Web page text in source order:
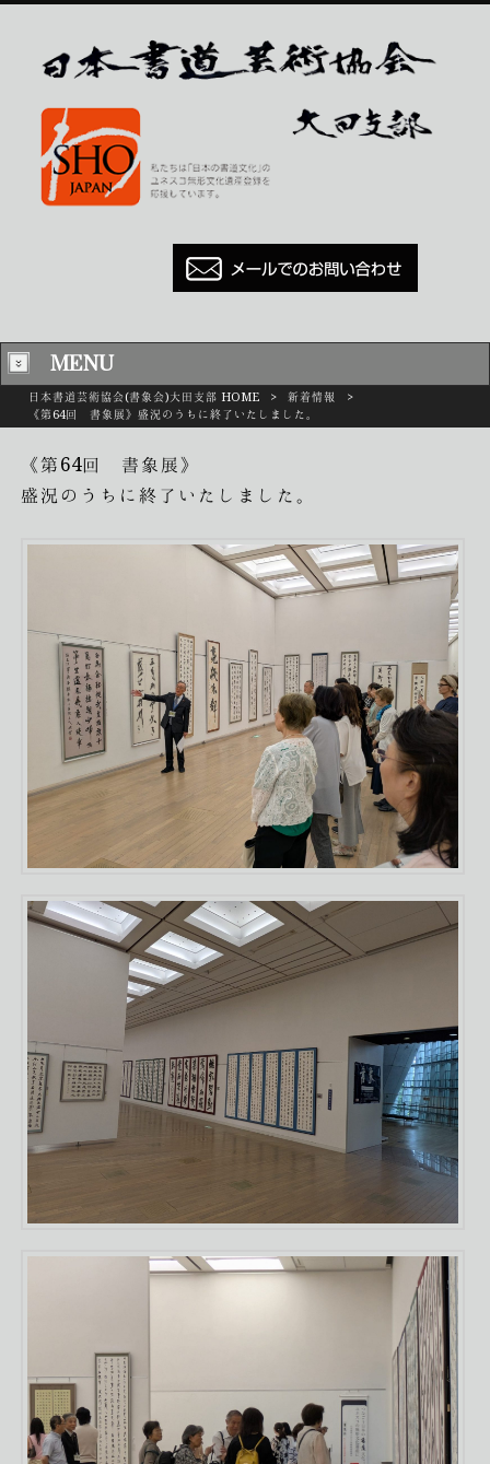
MENU
日本書道芸術協会(書象会)大田支部 HOME > 新着情報
>
《第64回 書象展》盛況のうちに終了いたしました。
《第64回 書象展》
盛況のうちに終了いたしました。